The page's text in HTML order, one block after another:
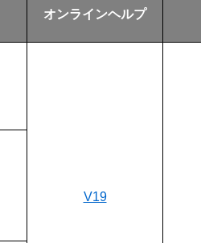
オンラインヘルプ
V19